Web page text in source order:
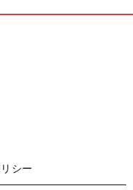
シー